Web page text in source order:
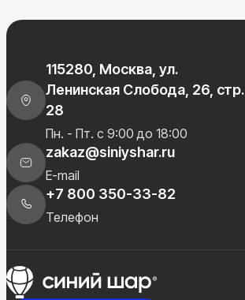
115280, Москва, ул.
Ленинская Слобода, 26, стр.
28
Пн. - Пт. с 9:00 до 18:00
zakaz@siniyshar.ru
E-mail
+7 800 350-33-82
Телефон